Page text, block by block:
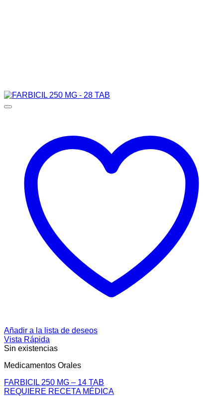
Añadir a la lista de deseos
Vista Rápida
Sin existencias
Medicamentos Orales
FARBICIL 250 MG – 14 TAB
REQUIERE RECETA MÉDICA